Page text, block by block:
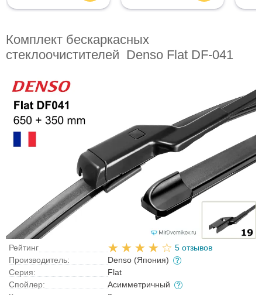
Комплект бескаркасных
стеклоочистителей Denso Flat DF-041
Рейтинг
5 отзывов
Производитель:
Denso (Япония)
Серия:
Flat
Спойлер:
Асимметричный